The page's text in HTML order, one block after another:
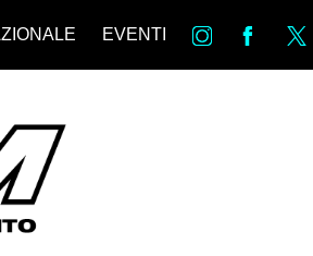
EVENTI in